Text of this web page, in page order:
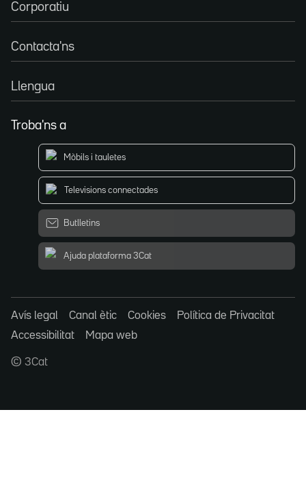
Corporatiu
Contacta'ns
Llengua
Troba'ns a
Mòbils i tauletes
Televisions connectades
Butlletins
Ajuda plataforma 3Cat
Avís legal Canal ètic Cookies
Política de Privacitat
Accessibilitat
Mapa web
© 3Cat